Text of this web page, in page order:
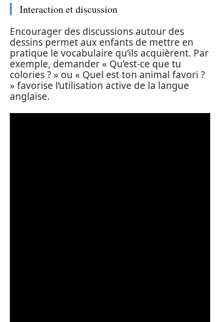
Interaction et discussion
Encourager des discussions autour des
dessins permet aux enfants de mettre en
pratique le vocabulaire qu’ils acquièrent. Par
exemple, demander « Qu’est-ce que tu
colories ? » ou « Quel est ton animal favori ?
» favorise l’utilisation active de la langue
anglaise.